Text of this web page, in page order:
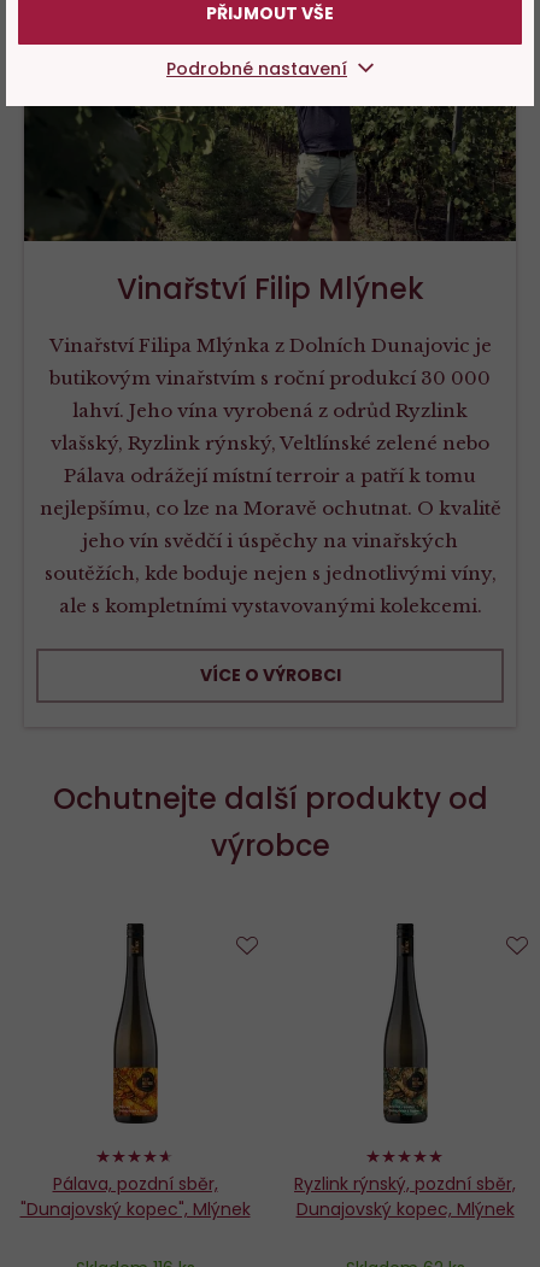
Vinařství Filip Mlýnek
Vinařství Filipa Mlýnka z Dolních Dunajovic je
butikovým vinařstvím s roční produkcí 30 000
lahví. Jeho vína vyrobená z odrůd Ryzlink
vlašský, Ryzlink rýnský, Veltlínské zelené nebo
Pálava odrážejí místní terroir a patří k tomu
nejlepšímu, co lze na Moravě ochutnat. O kvalitě
jeho vín svědčí i úspěchy na vinařských
soutěžích, kde boduje nejen s jednotlivými víny,
ale s kompletními vystavovanými kolekcemi.
VÍCE O VÝROBCI
Ochutnejte další produkty od
výrobce
92%
Pálava, pozdní sběr,
"Dunajovský kopec", Mlýnek
100%
Ryzlink rýnský, pozdní sběr,
Dunajovský kopec, Mlýnek
PŘIJMOUT VŠE
Podrobné nastavení